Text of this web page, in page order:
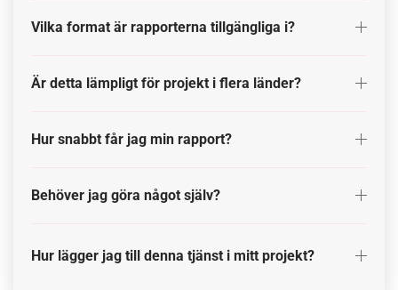
Vilka format är rapporterna tillgängliga i?
Är detta lämpligt för projekt i flera länder?
Hur snabbt får jag min rapport?
Behöver jag göra något själv?
Hur lägger jag till denna tjänst i mitt projekt?